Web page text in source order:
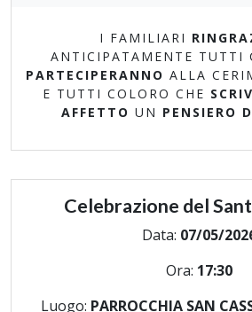
I FAMILIARI
ANTICIPATAMENTE TUTTI
PARTECIPERANNO ALLA
E TUTTI COLORO CHE
AFFETTO UN PENSIERO
Celebrazione del
Data: 07/05/
Ora: 17:30
Luogo: PARROCCHIA SAN